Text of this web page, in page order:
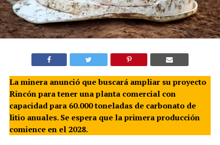
La minera anunció que buscará ampliar su proyecto
Rincón para tener una planta comercial con
capacidad para 60.000 toneladas de carbonato de
litio anuales. Se espera que la primera producción
comience en el 2028.